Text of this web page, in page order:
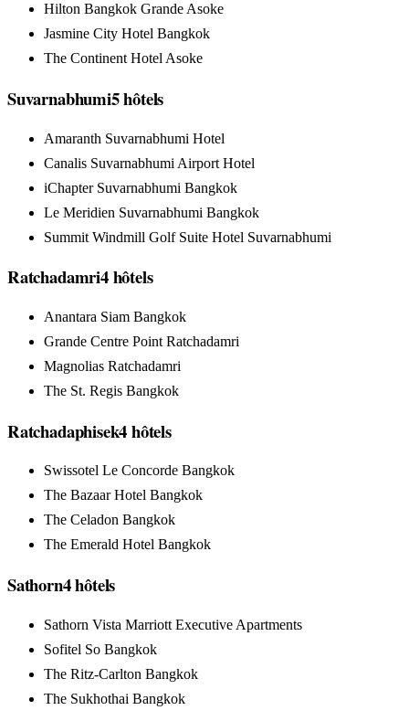
Hilton Bangkok Grande Asoke
Jasmine City Hotel Bangkok
The Continent Hotel Asoke
Suvarnabhumi5hôtels
Amaranth Suvarnabhumi Hotel
Canalis Suvarnabhumi Airport Hotel
iChapter Suvarnabhumi Bangkok
Le Meridien Suvarnabhumi Bangkok
Summit Windmill Golf Suite Hotel Suvarnabhumi
Ratchadamri4hôtels
Anantara Siam Bangkok
Grande Centre Point Ratchadamri
Magnolias Ratchadamri
The St. Regis Bangkok
Ratchadaphisek4hôtels
Swissotel Le Concorde Bangkok
The Bazaar Hotel Bangkok
The Celadon Bangkok
The Emerald Hotel Bangkok
Sathorn4hôtels
Sathorn Vista Marriott Executive Apartments
Sofitel So Bangkok
The Ritz-Carlton Bangkok
The Sukhothai Bangkok